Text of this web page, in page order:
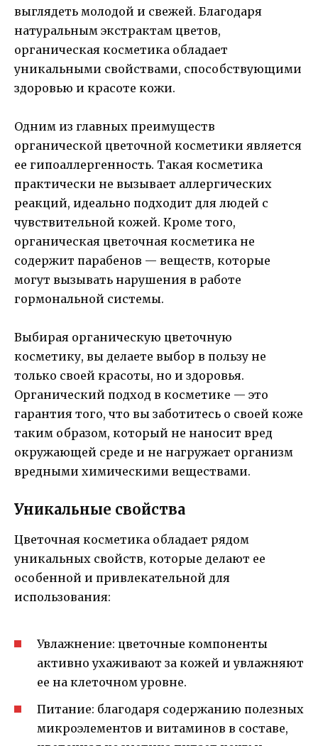
выглядеть молодой и свежей. Благодаря
натуральным экстрактам цветов,
органическая косметика обладает
уникальными свойствами, способствующими
здоровью и красоте кожи.
Одним из главных преимуществ
органической цветочной косметики является
ее гипоаллергенность. Такая косметика
практически не вызывает аллергических
реакций, идеально подходит для людей с
чувствительной кожей. Кроме того,
органическая цветочная косметика не
содержит парабенов — веществ, которые
могут вызывать нарушения в работе
гормональной системы.
Выбирая органическую цветочную
косметику, вы делаете выбор в пользу не
только своей красоты, но и здоровья.
Органический подход в косметике — это
гарантия того, что вы заботитесь о своей коже
таким образом, который не наносит вред
окружающей среде и не нагружает организм
вредными химическими веществами.
Уникальные свойства
Цветочная косметика обладает рядом
уникальных свойств, которые делают ее
особенной и привлекательной для
использования:
Увлажнение: цветочные компоненты
активно ухаживают за кожей и увлажняют
ее на клеточном уровне.
Питание: благодаря содержанию полезных
микроэлементов и витаминов в составе,